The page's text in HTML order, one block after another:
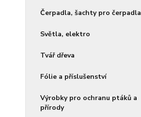
Čerpadla, šachty pro čerpadla
Světla, elektro
Tvář dřeva
Fólie a příslušenství
Výrobky pro ochranu ptáků a
přírody